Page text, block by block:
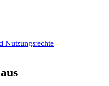
Download
Nutzungsrechte